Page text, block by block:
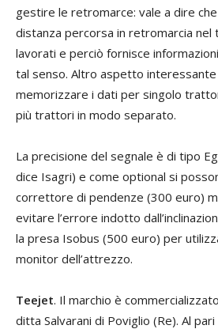
gestire le retromarce: vale a dire
distanza percorsa in retromarcia
lavorati e perciò fornisce
tal senso. Altro aspetto
memorizzare i dati per singolo
più trattori in modo separato.
La precisione del segnale è di tipo
dice Isagri) e come optional si
correttore di pendenze (300 euro)
evitare l’errore indotto
la presa Isobus (500 euro) per
monitor dell’attrezzo.
Teejet. Il marchio è
ditta Salvarani di Poviglio (Re). Al